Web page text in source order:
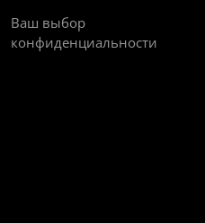
Ваш выбор
конфиденциальности